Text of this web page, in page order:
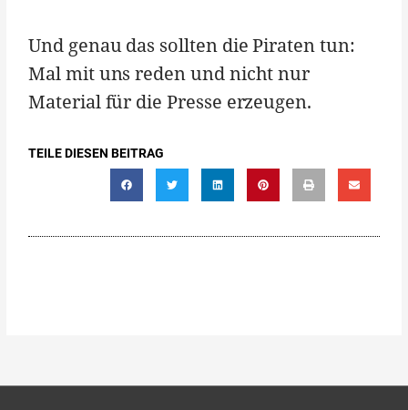
Und genau das sollten die Piraten tun:
Mal mit uns reden und nicht nur
Material für die Presse erzeugen.
TEILE DIESEN BEITRAG